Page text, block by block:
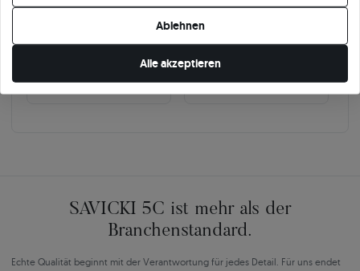
SAVICKI 5C ist mehr als der
Branchenstandard.
Echte Qualität beginnt mit der Verantwortung für jedes Detail. Für uns endet
Ihre Cookie-Einstellungen ändern.
Ablehnen
Alle akzeptieren